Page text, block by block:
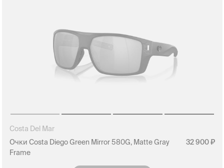
Costa Del Mar
Очки Costa Diego Green Mirror 580G, Matte Gray
Frame
32 900